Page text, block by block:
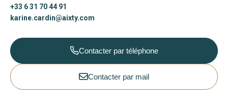
+33 6 31 70 44 91
karine.cardin@aixty.com
Contacter par téléphone
Contacter par mail